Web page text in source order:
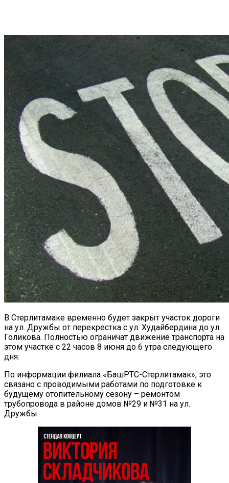
В Стерлитамаке временно будет закрыт участок дороги
на ул. Дружбы от перекрестка с ул. Худайбердина до ул.
Голикова. Полностью ограничат движение транспорта на
этом участке с 22 часов 8 июня до 6 утра следующего
дня.
По информации филиала «БашРТС-Стерлитамак», это
связано с проводимыми работами по подготовке к
будущему отопительному сезону – ремонтом
трубопровода в районе домов №29 и №31 на ул.
Дружбы.